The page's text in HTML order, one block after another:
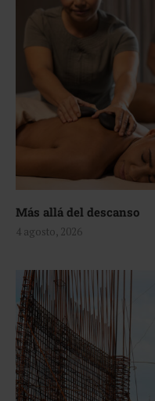
Más allá del descanso
4 agosto, 2026